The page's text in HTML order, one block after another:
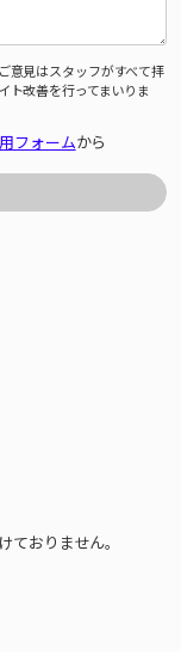
意見はスタッフがすべて拝
ト改善を行ってまいりま
フォームから
おりません。